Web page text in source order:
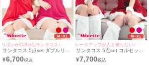
リボンがCUTEなサンタコス♪
サンタコス 5点set ダブルリボ
ンふわふわプチプラ サンタ コ
スプレ [ワンピース+帽子+リス
¥6,700
レースアップが人と被らない♪
サンタコス 5点set コルセット
調レースアップデザイン サン
タ コスプレ [ワンピース+カチ
¥7,700